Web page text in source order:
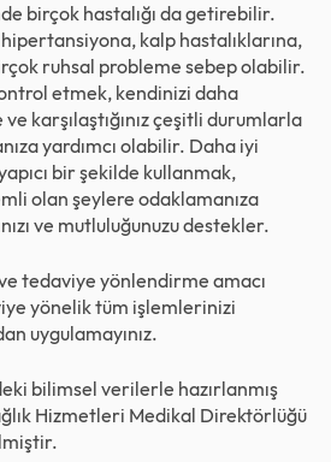
birçok hastalığı da getirebilir.
kalp hastalıklarına,
ruhsal probleme sebep olabilir.
etmek, kendinizi daha
karşılaştığınız çeşitli durumlarla
yardımcı olabilir. Daha iyi
bir şekilde kullanmak,
olan şeylere odaklamanıza
ve mutluluğunuzu destekler.
tedaviye yönlendirme amacı
yönelik tüm işlemlerinizi
uygulamayınız.
bilimsel verilerle hazırlanmış
Hizmetleri Medikal Direktörlüğü